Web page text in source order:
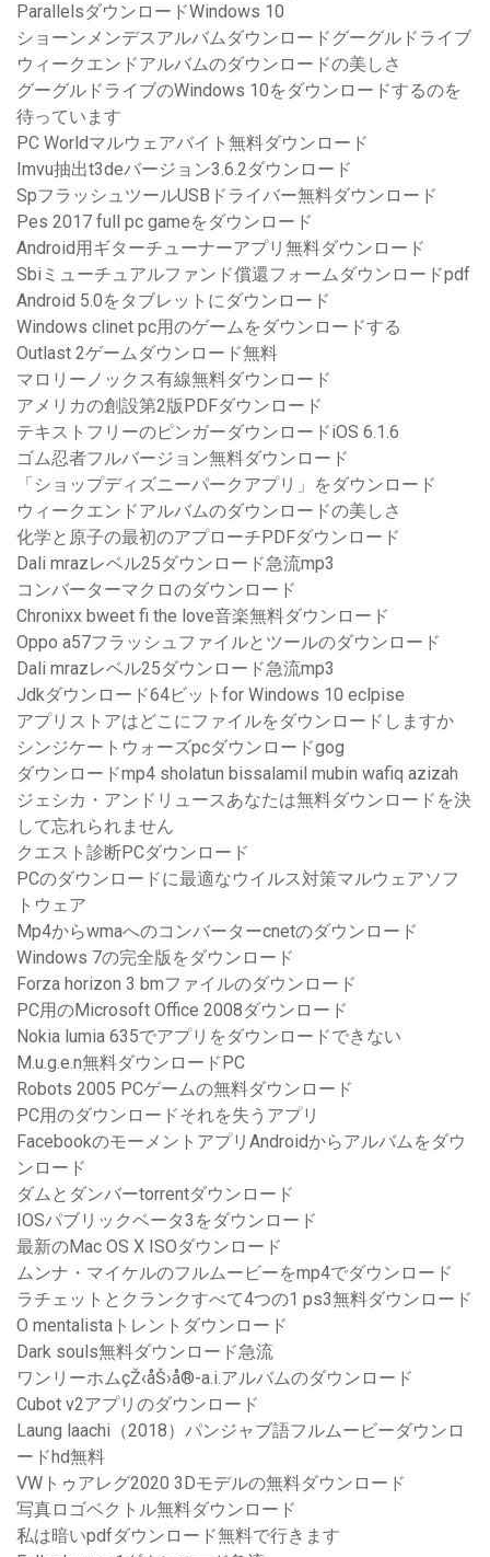
ParallelsダウンロードWindows 10
ショーンメンデスアルバムダウンロードグーグルドライブ
ウィークエンドアルバムのダウンロードの美しさ
グーグルドライブのWindows 10をダウンロードするのを
待っています
PC Worldマルウェアバイト無料ダウンロード
Imvu抽出t3deバージョン3.6.2ダウンロード
SpフラッシュツールUSBドライバー無料ダウンロード
Pes 2017 full pc gameをダウンロード
Android用ギターチューナーアプリ無料ダウンロード
Sbiミューチュアルファンド償還フォームダウンロードpdf
Android 5.0をタブレットにダウンロード
Windows clinet pc用のゲームをダウンロードする
Outlast 2ゲームダウンロード無料
マロリーノックス有線無料ダウンロード
アメリカの創設第2版PDFダウンロード
テキストフリーのピンガーダウンロードiOS 6.1.6
ゴム忍者フルバージョン無料ダウンロード
「ショップディズニーパークアプリ」をダウンロード
ウィークエンドアルバムのダウンロードの美しさ
化学と原子の最初のアプローチPDFダウンロード
Dali mrazレベル25ダウンロード急流mp3
コンバーターマクロのダウンロード
Chronixx bweet fi the love音楽無料ダウンロード
Oppo a57フラッシュファイルとツールのダウンロード
Dali mrazレベル25ダウンロード急流mp3
Jdkダウンロード64ビットfor Windows 10 eclpise
アプリストアはどこにファイルをダウンロードしますか
シンジケートウォーズpcダウンロードgog
ダウンロードmp4 sholatun bissalamil mubin wafiq azizah
ジェシカ・アンドリュースあなたは無料ダウンロードを決
して忘れられません
クエスト診断PCダウンロード
PCのダウンロードに最適なウイルス対策マルウェアソフ
トウェア
Mp4からwmaへのコンバーターcnetのダウンロード
Windows 7の完全版をダウンロード
Forza horizo​​n 3 bmファイルのダウンロード
PC用のMicrosoft Office 2008ダウンロード
Nokia lumia 635でアプリをダウンロードできない
M.u.g.e.n無料ダウンロードPC
Robots 2005 PCゲームの無料ダウンロード
PC用のダウンロードそれを失うアプリ
FacebookのモーメントアプリAndroidからアルバムをダウ
ンロード
ダムとダンバーtorrentダウンロード
IOSパブリックベータ3をダウンロード
最新のMac OS X ISOダウンロード
ムンナ・マイケルのフルムービーをmp4でダウンロード
ラチェットとクランクすべて4つの1 ps3無料ダウンロード
O mentalistaトレントダウンロード
Dark souls無料ダウンロード急流
ワンリーホムçŽ‹åŠ›å®-a.i.アルバムのダウンロード
Cubot v2アプリのダウンロード
Laung laachi（2018）パンジャブ語フルムービーダウンロ
ードhd無料
VWトゥアレグ2020 3Dモデルの無料ダウンロード
写真ロゴベクトル無料ダウンロード
私は暗いpdfダウンロード無料で行きます